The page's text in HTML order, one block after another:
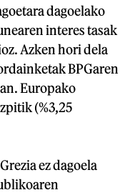
dagoelako
interes tasak
Azken hori dela
BPGaren
Europako
(%3,25
ez dagoela